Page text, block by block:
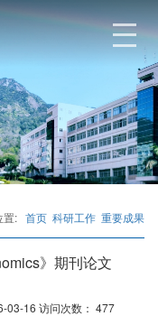
置: 首页 科研工作 重要成果
》期刊论文
03-16 访问次数： 477